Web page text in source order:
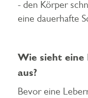
- den Körper
eine dauerhafte
Wie sieht eine
aus?
Bevor eine